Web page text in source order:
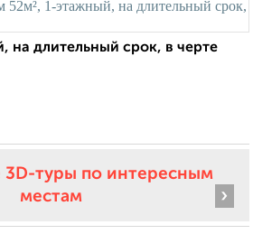
на длительный срок, в черте
3D-туры по интересным
местам
›